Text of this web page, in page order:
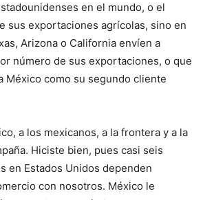
en el mundo, o el
sus exportaciones agrícolas, sino en
Arizona o California envíen a
número de sus exportaciones, o que
México como su segundo cliente
a los mexicanos, a la frontera y a la
Hiciste bien, pues casi seis
en Estados Unidos dependen
con nosotros. México le